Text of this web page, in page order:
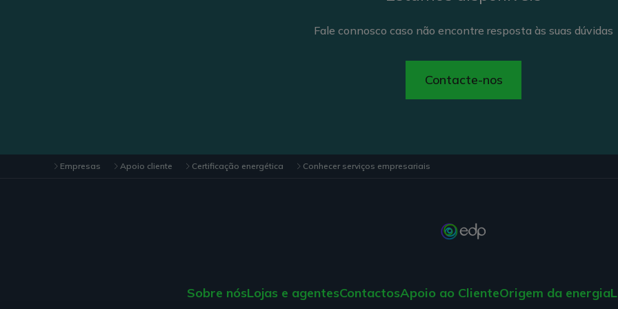
Fale connosco caso não encontre resposta às suas dúvidas
Contacte-nos
Empresas Apoio cliente Certificação energética Conhecer serviços empresariais
Sobre nósLojas e agentesContactosApoio ao ClienteOrigem da energia